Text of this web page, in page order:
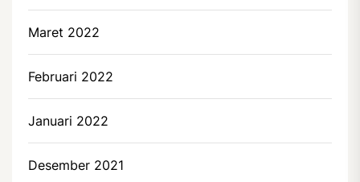
Maret 2022
Februari 2022
Januari 2022
Desember 2021